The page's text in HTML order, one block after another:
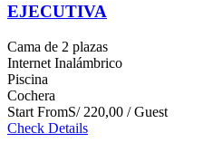
EJECUTIVA
Cama de 2 plazas
Internet Inalámbrico
Piscina
Cochera
Start FromS/ 220,00 / Guest
Check Details